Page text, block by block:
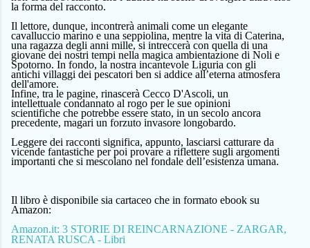
la forma del racconto.
Il lettore, dunque, incontrerà animali come un elegante
cavalluccio marino e una seppiolina, mentre la vita di Caterina,
una ragazza degli anni mille, si intreccerà con quella di una
giovane dei nostri tempi nella magica ambientazione di Noli e
Spotorno. In fondo, la nostra incantevole Liguria con gli
antichi villaggi dei pescatori ben si addice all’eterna atmosfera
dell'amore.
Infine, tra le pagine, rinascerà Cecco D'Ascoli, un
intellettuale condannato al rogo per le sue opinioni
scientifiche che potrebbe essere stato, in un secolo ancora
precedente, magari un forzuto invasore longobardo.
Leggere dei racconti significa, appunto, lasciarsi catturare da
vicende fantastiche per poi provare a riflettere sugli argomenti
importanti che si mescolanonel fondale dell’esistenza umana.
Il libro è disponibile sia cartaceo che in formato ebook su
Amazon:
Amazon.it: 3 STORIE DI REINCARNAZIONE - ZARGAR,
RENATA RUSCA - Libri